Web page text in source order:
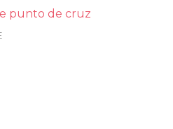
punto de cruz